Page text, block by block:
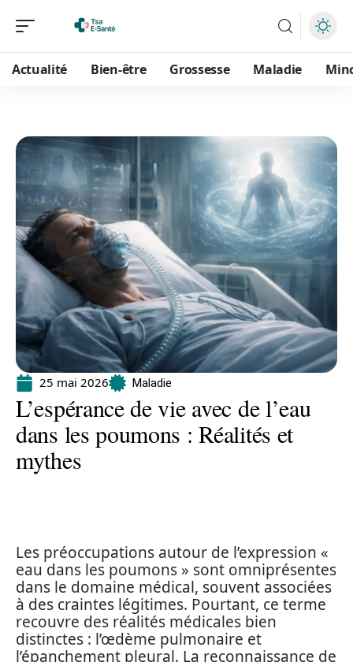
Actualité Bien-être Grossesse Maladie
25 mai 2026 Maladie
L’espérance de vie avec de l’eau
dans les poumons : Réalités et
mythes
Les préoccupations autour de l’expression «
eau dans les poumons » sont omniprésentes
dans le domaine médical, souvent associées
à des craintes légitimes. Pourtant, ce terme
recouvre des réalités médicales bien
distinctes : l’œdème pulmonaire et
l’épanchement pleural. La reconnaissance de